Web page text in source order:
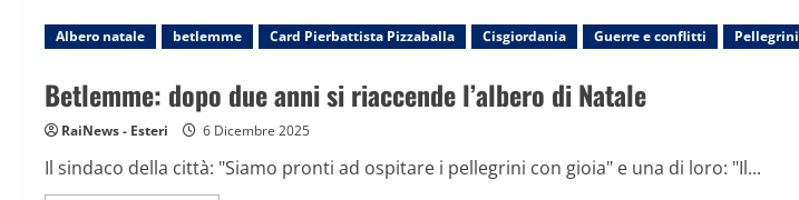
Albero natale betlemme Card Pierbattista Pizzaballa Cisgiordania Guerre e conflitti Pellegrini
Betlemme: dopo due anni si riaccende l’albero di Natale
RaiNews - Esteri 6 Dicembre 2025
Il sindaco della città: "Siamo pronti ad ospitare i pellegrini con gioia" e una di loro: "Il...